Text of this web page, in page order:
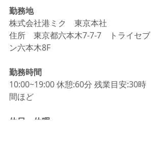
勤務地
株式会社港ミク　東京本社
住所　東京都六本木7-7-7　トライセブ
ン六本木8F
勤務時間
10:00~19:00 休憩:60分 残業目安:30時
間ほど
休日・休暇